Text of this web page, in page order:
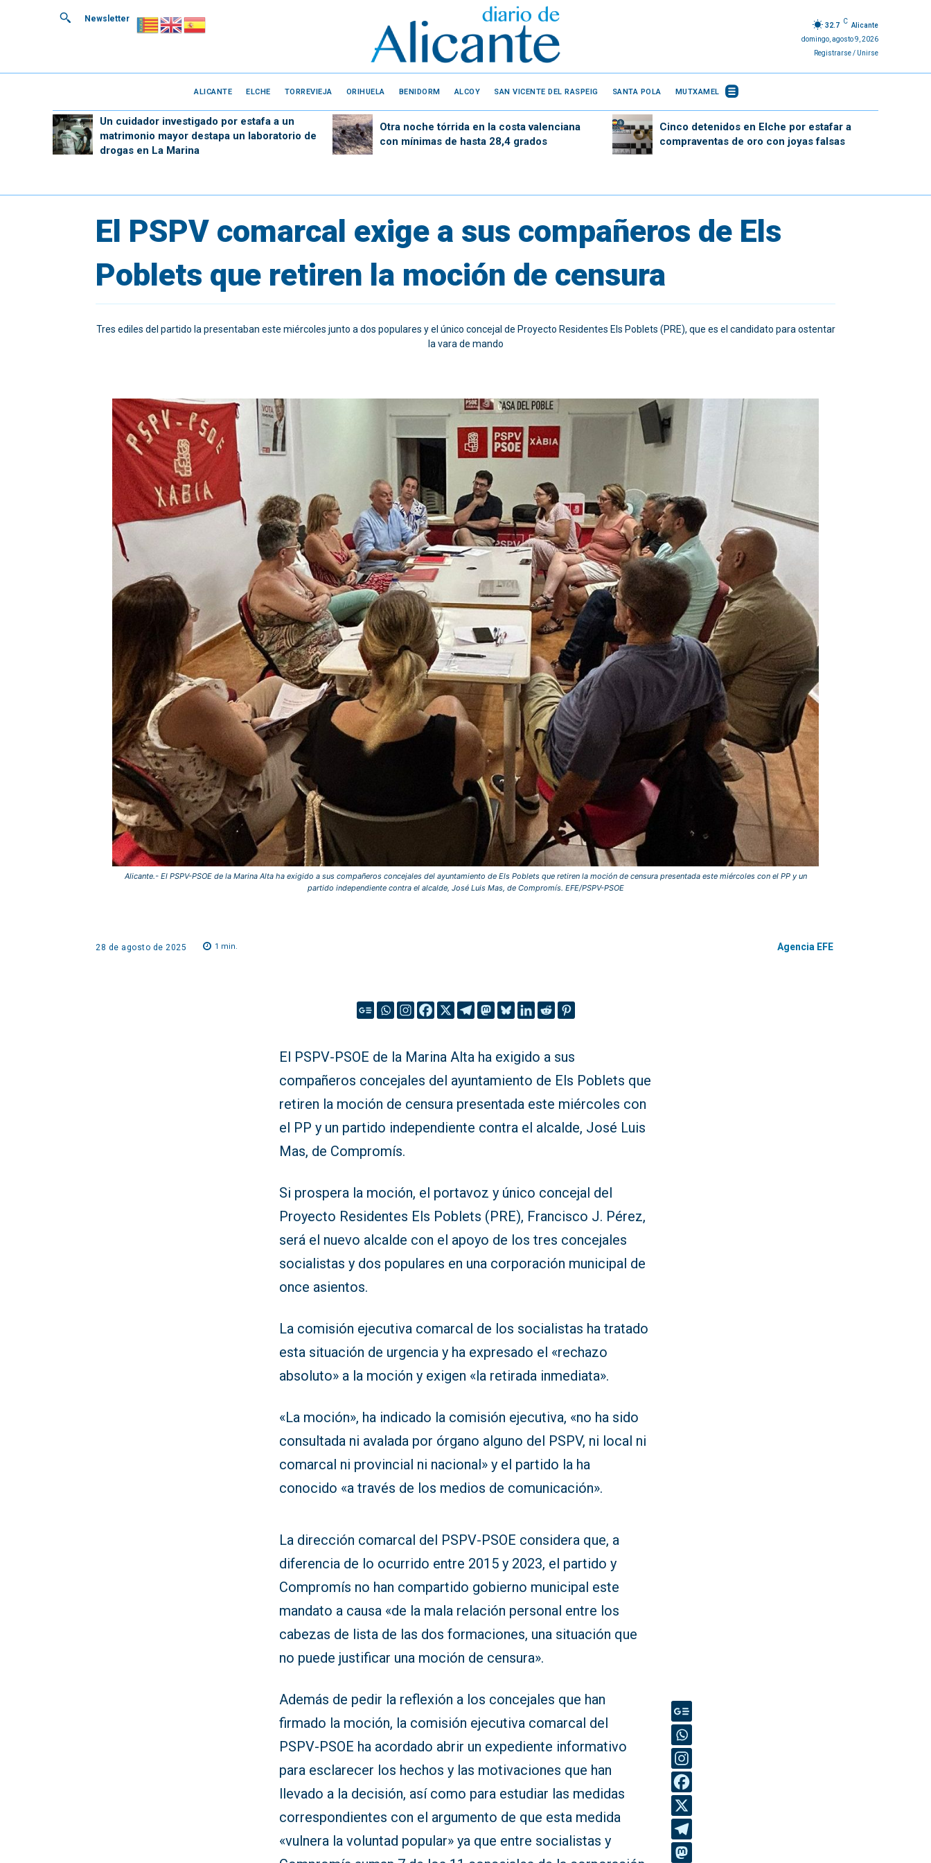
Newsletter
32.7
C
Alicante
domingo, agosto 9, 2026
Registrarse / Unirse
ALICANTE ELCHE TORREVIEJA ORIHUELA BENIDORM ALCOY SAN VICENTE DEL RASPEIG SANTA POLA MUTXAMEL
Un cuidador investigado por estafa a un
matrimonio mayor destapa un laboratorio de
drogas en La Marina
Otra noche tórrida en la costa valenciana
con mínimas de hasta 28,4 grados
Cinco detenidos en Elche por estafar a
compraventas de oro con joyas falsas
El PSPV comarcal exige a sus compañeros de Els
Poblets que retiren la moción de censura
Tres ediles del partido la presentaban este miércoles junto a dos populares y el único concejal de Proyecto Residentes Els Poblets (PRE), que es el candidato para ostentar
la vara de mando
Alicante.- El PSPV-PSOE de la Marina Alta ha exigido a sus compañeros concejales del ayuntamiento de Els Poblets que retiren la moción de censura presentada este miércoles con el PP y un
partido independiente contra el alcalde, José Luis Mas, de Compromís. EFE/PSPV-PSOE
28 de agosto de 2025 1 min. Agencia EFE
El PSPV-PSOE de la Marina Alta ha exigido a sus
compañeros concejales del ayuntamiento de Els Poblets que
retiren la moción de censura presentada este miércoles con
el PP y un partido independiente contra el alcalde, José Luis
Mas, de Compromís.
Si prospera la moción, el portavoz y único concejal del
Proyecto Residentes Els Poblets (PRE), Francisco J. Pérez,
será el nuevo alcalde con el apoyo de los tres concejales
socialistas y dos populares en una corporación municipal de
once asientos.
La comisión ejecutiva comarcal de los socialistas ha tratado
esta situación de urgencia y ha expresado el «rechazo
absoluto» a la moción y exigen «la retirada inmediata».
«La moción», ha indicado la comisión ejecutiva, «no ha sido
consultada ni avalada por órgano alguno del PSPV, ni local ni
comarcal ni provincial ni nacional» y el partido la ha
conocido «a través de los medios de comunicación».
La dirección comarcal del PSPV-PSOE considera que, a
diferencia de lo ocurrido entre 2015 y 2023, el partido y
Compromís no han compartido gobierno municipal este
mandato a causa «de la mala relación personal entre los
cabezas de lista de las dos formaciones, una situación que
no puede justificar una moción de censura».
Además de pedir la reflexión a los concejales que han
firmado la moción, la comisión ejecutiva comarcal del
PSPV-PSOE ha acordado abrir un expediente informativo
para esclarecer los hechos y las motivaciones que han
llevado a la decisión, así como para estudiar las medidas
correspondientes con el argumento de que esta medida
«vulnera la voluntad popular» ya que entre socialistas y